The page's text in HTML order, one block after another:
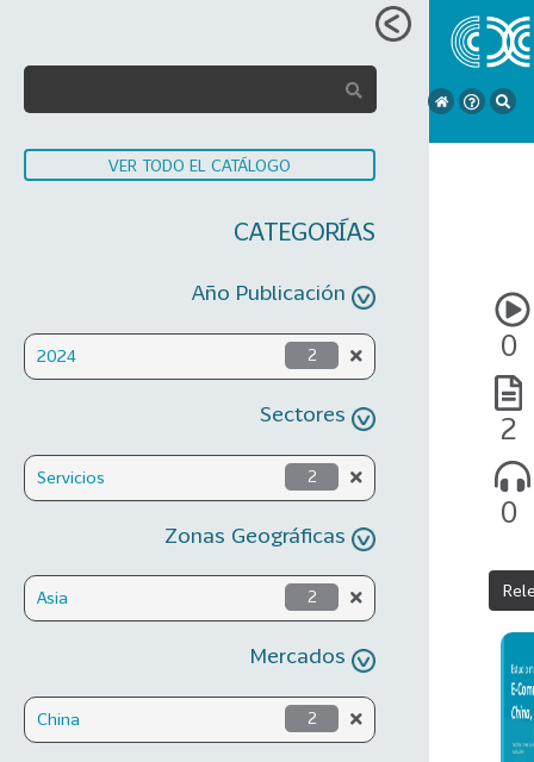
VER TODO EL CATÁLOGO
CATEGORÍAS
Año Publicación
2024 2
Sectores
Servicios 2
Zonas Geográficas
Asia 2
Mercados
China 2
0
2
0